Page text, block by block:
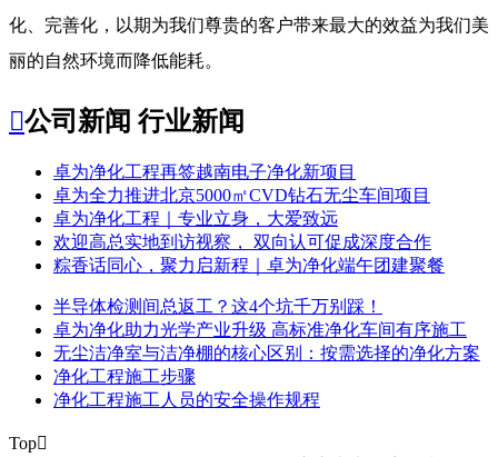
化、完善化，以期为我们尊贵的客户带来最大的效益为我们美
丽的自然环境而降低能耗。
公司新闻 行业新闻
​卓为净化工程再签越南电子净化新项目
卓为全力推进北京5000㎡CVD钻石无尘车间项目
卓为净化工程｜专业立身，大爱致远
欢迎高总实地到访视察， 双向认可促成深度合作
粽香话同心，聚力启新程｜卓为净化端午团建聚餐
半导体检测间总返工？这4个坑千万别踩！
卓为净化助力光学产业升级 高标准净化车间有序施工
无尘洁净室与洁净棚的核心区别：按需选择的净化方案
净化工程施工步骤
净化工程施工人员的安全操作规程
Top